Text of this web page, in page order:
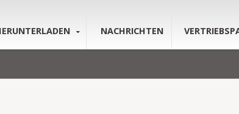
NACHRICHTEN